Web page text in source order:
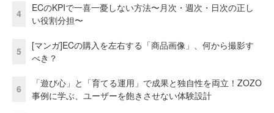
4
ECのKPIで一喜一憂しない方法〜月次・週次・日次の正し
い役割分担〜
5
[マンガ]ECの購入を左右する「商品画像」、何から撮影す
べき？
6
「遊び心」と「育てる運用」で成果と独自性を両立！ZOZO
事例に学ぶ、ユーザーを飽きさせない体験設計